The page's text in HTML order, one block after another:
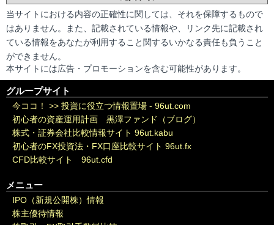
当サイトにおける内容の正確性に関しては、それを保障するもので
はありません。また、記載されている情報や、リンク先に記載され
ている情報をあなたが利用すること関するいかなる責任も負うこと
ができません。
本サイトには広告・プロモーションを含む可能性があります。
グループサイト
今ココ！ >> 投資に役立つ情報置場 - 96ut.com
初心者の資産運用計画 黒澤ファンド（ブログ）
株式・証券会社比較情報サイト 96ut.kabu
初心者のFX投資法・FX口座比較サイト 96ut.fx
CFD比較サイト 96ut.cfd
メニュー
IPO（新規公開株）情報
株主優待情報